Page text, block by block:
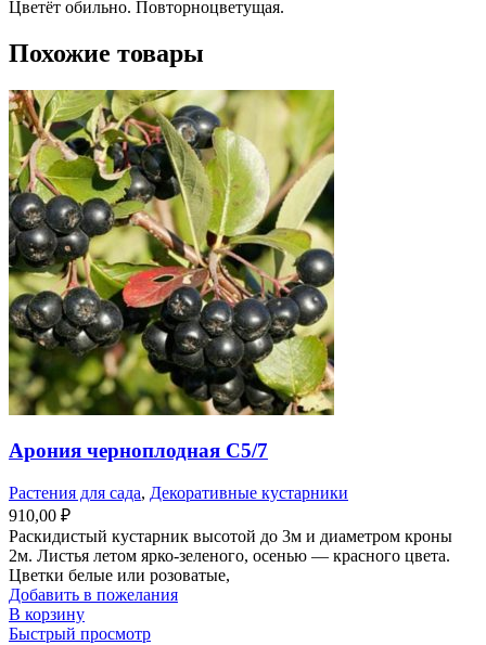
Цветёт обильно. Повторноцветущая.
Похожие товары
Арония черноплодная С5/7
Растения для сада, Декоративные кустарники
910,00 ₽
Раскидистый кустарник высотой до 3м и диаметром кроны
2м. Листья летом ярко-зеленого, осенью — красного цвета.
Цветки белые или розоватые,
Добавить в пожелания
В корзину
Быстрый просмотр